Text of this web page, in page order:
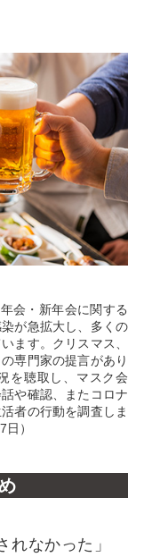
会・新年会に関する
が急拡大し、多くの
ます。クリスマス、
専門家の提言があり
を聴取し、マスク会
や確認、またコロナ
者の行動を調査しま
）
なかった」